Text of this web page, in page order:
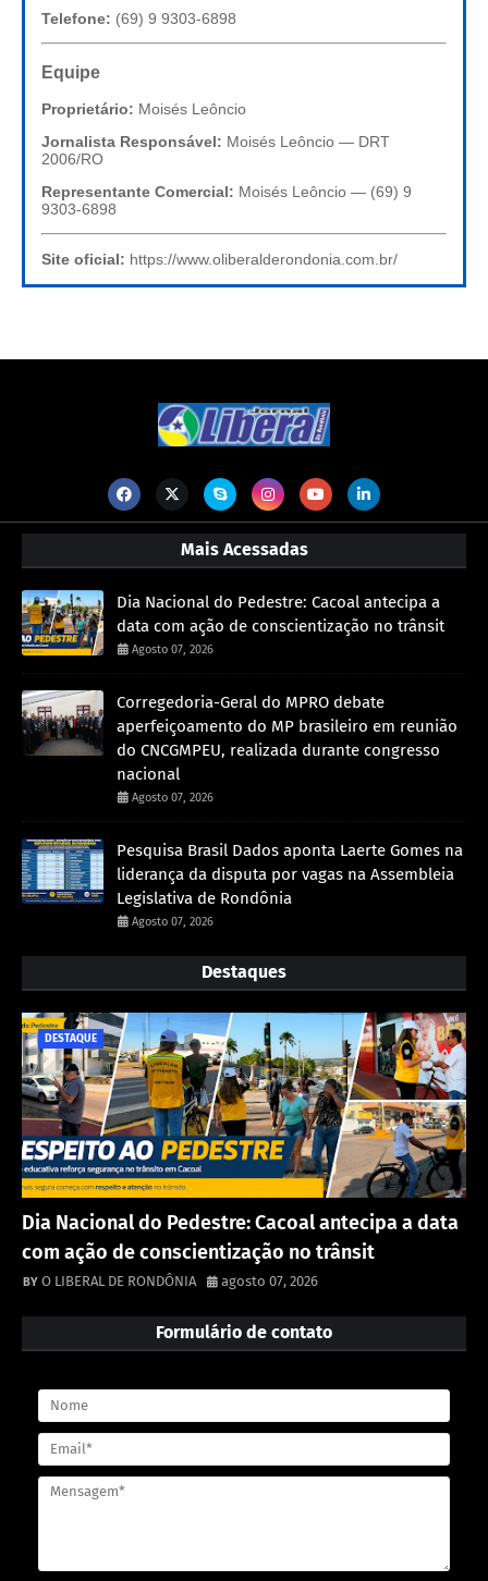
Telefone: (69) 9 9303-6898
Equipe
Proprietário: Moisés Leôncio
Jornalista Responsável: Moisés Leôncio — DRT
2006/RO
Representante Comercial: Moisés Leôncio — (69) 9
9303-6898
Site oficial: https://www.oliberalderondonia.com.br/
Mais Acessadas
Dia Nacional do Pedestre: Cacoal antecipa a
data com ação de conscientização no trânsit
Agosto 07, 2026
Corregedoria-Geral do MPRO debate
aperfeiçoamento do MP brasileiro em reunião
do CNCGMPEU, realizada durante congresso
nacional
Agosto 07, 2026
Pesquisa Brasil Dados aponta Laerte Gomes na
liderança da disputa por vagas na Assembleia
Legislativa de Rondônia
Agosto 07, 2026
Destaques
DESTAQUE
Dia Nacional do Pedestre: Cacoal antecipa a data
com ação de conscientização no trânsit
O LIBERAL DE RONDÔNIA agosto 07, 2026
Formulário de contato